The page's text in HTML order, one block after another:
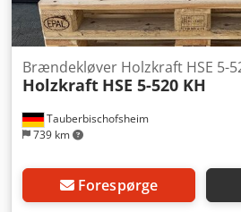
Tauberbischofsheim
739 km
Brændekløver Holzkraft HSE 5-
Holzkraft HSE 5-520 KH
Forespørge